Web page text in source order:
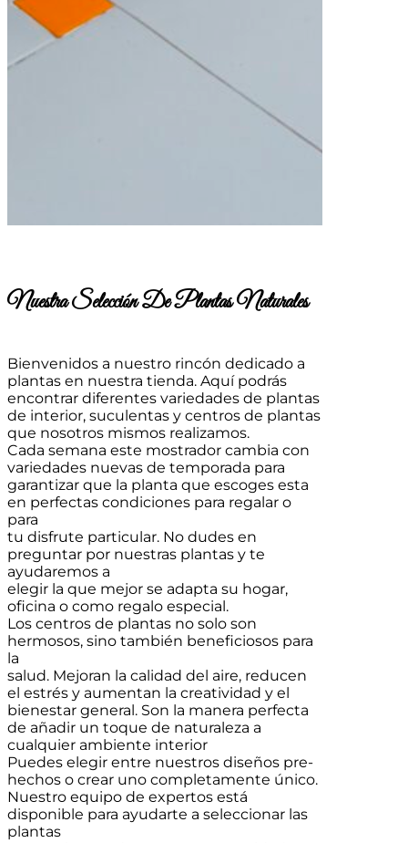
Nuestra Selección De Plantas Naturales
Bienvenidos a nuestro rincón dedicado a
plantas en nuestra tienda. Aquí podrás
encontrar diferentes variedades de plantas
de interior, suculentas y centros de plantas
que nosotros mismos realizamos.
Cada semana este mostrador cambia con
variedades nuevas de temporada para
garantizar que la planta que escoges esta
en perfectas condiciones para regalar o
para
tu disfrute particular. No dudes en
preguntar por nuestras plantas y te
ayudaremos a
elegir la que mejor se adapta su hogar,
oficina o como regalo especial.
Los centros de plantas no solo son
hermosos, sino también beneficiosos para
la
salud. Mejoran la calidad del aire, reducen
el estrés y aumentan la creatividad y el
bienestar general. Son la manera perfecta
de añadir un toque de naturaleza a
cualquier ambiente interior
Puedes elegir entre nuestros diseños pre-
hechos o crear uno completamente único.
Nuestro equipo de expertos está
disponible para ayudarte a seleccionar las
plantas